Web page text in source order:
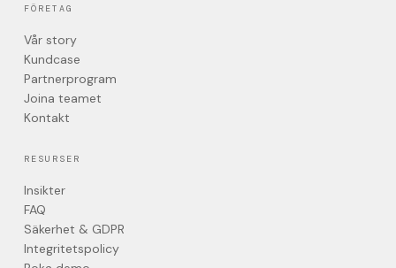
FÖRETAG
Vår story
Kundcase
Partnerprogram
Joina teamet
Kontakt
RESURSER
Insikter
FAQ
Säkerhet & GDPR
Integritetspolicy